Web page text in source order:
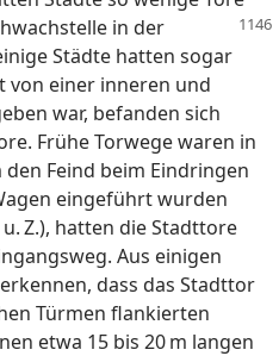
in der
Städte hatten sogar
von einer inneren und
war, befanden sich
Frühe Torwege waren in
den Feind beim Eindringen
eingeführt wurden
Z.), hatten die Stadttore
Aus einigen
dass das Stadttor
Türmen flankierten
etwa 15 bis 20 m langen